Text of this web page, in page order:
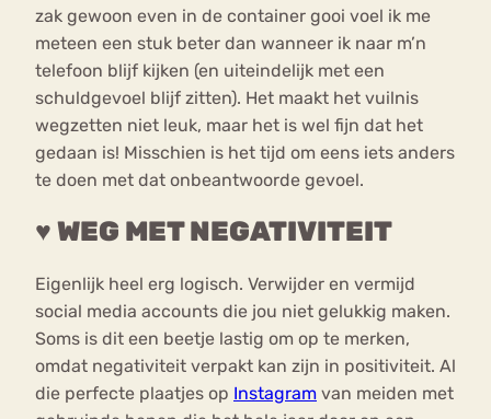
zak gewoon even in de container gooi voel ik me
meteen een stuk beter dan wanneer ik naar m’n
telefoon blijf kijken (en uiteindelijk met een
schuldgevoel blijf zitten). Het maakt het vuilnis
wegzetten niet leuk, maar het is wel fijn dat het
gedaan is! Misschien is het tijd om eens iets anders
te doen met dat onbeantwoorde gevoel.
♥ WEG MET NEGATIVITEIT
Eigenlijk heel erg logisch. Verwijder en vermijd
social media accounts die jou niet gelukkig maken.
Soms is dit een beetje lastig om op te merken,
omdat negativiteit verpakt kan zijn in positiviteit. Al
die perfecte plaatjes op Instagram van meiden met